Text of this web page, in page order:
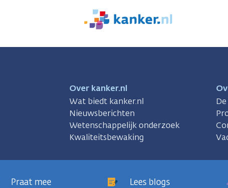
Praat mee Lees blogs
We
er
Over kanker.nl
Wat biedt kanker.nl
Nieuwsberichten
Wetenschappelijk onderzoek
Kwaliteitsbewaking